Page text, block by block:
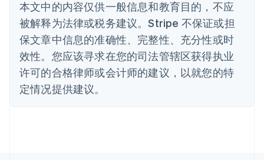
本文中的内容仅供一般信息和教育目的，不应
被解释为法律或税务建议。Stripe 不保证或担
保文章中信息的准确性、完整性、充分性或时
效性。您应该寻求在您的司法管辖区获得执业
许可的合格律师或会计师的建议，以就您的特
定情况提供建议。
English
德国
DeutschEnglish
法国
芬兰
English Svenska
荷兰